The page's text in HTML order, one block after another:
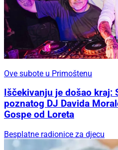
Ove subote u Primoštenu
Iščekivanju je došao kraj:
poznatog DJ Davida
Gospe od Loreta
Besplatne radionice za djecu